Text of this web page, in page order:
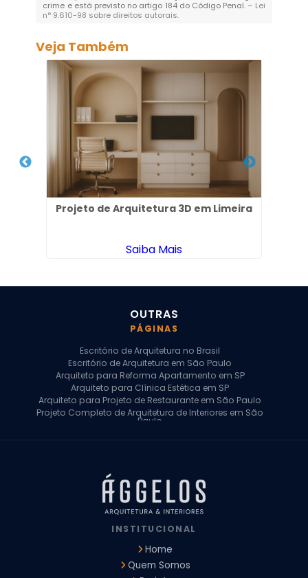
crime e está previsto no artigo 184 do Código Penal. – Lei
n° 9.610-98 sobre direitos autorais.
Veja Também
Projeto de Arquitetura 3D em Limeira
Saiba Mais
OUTRAS
PÁGINAS
Escritório de Arquitetura no Brasil
Escritório de Arquitetura em São Paulo
Arquiteto para Reforma Apartamento em SP
Arquiteto para Clínica Estética em SP
Arquiteto para Projeto de Restaurante em São Paulo
Projeto Completo de Arquitetura de Interiores em São
Paulo
Arquiteto para Projeto Comercial em São Paulo
Arquiteto Comercial
Arquiteto para Reforma de Apartamento
Arquiteto para Reforma Residencial
Arquitetura para Reforma de Casas
Design de Interiores Apartamentos
Design de Interiores Residencial
INSTITUCIONAL
Home
Quem Somos